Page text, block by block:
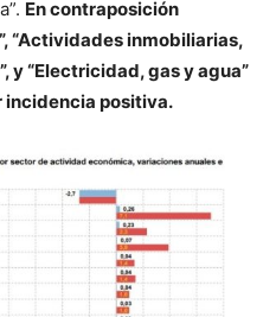
En contraposición
“Actividades inmobiliarias,
y “Electricidad, gas y agua”
incidencia positiva.